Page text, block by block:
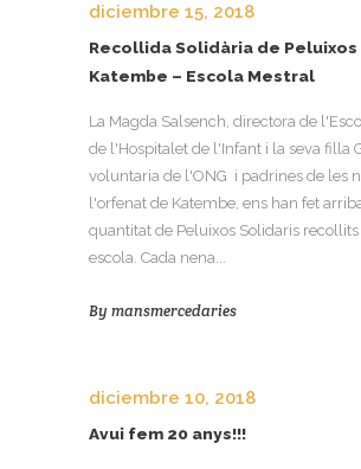
diciembre 15, 2018
Recollida Solidària de Peluixos
Katembe – Escola Mestral
La Magda Salsench, directora de
de l'Hospitalet de l'Infant i la seva filla
voluntaria de l'ONG i padrines de les
l'orfenat de Katembe, ens han fet
quantitat de Peluixos Solidaris recollits
escola. Cada nena...
By mansmercedaries
diciembre 10, 2018
Avui fem 20 anys!!!